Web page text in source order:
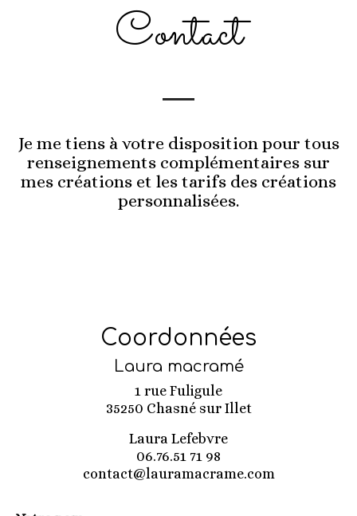
Contact
Je me tiens à votre disposition pour tous
renseignements complémentaires sur
mes créations et les tarifs des créations
personnalisées.
Coordonnées
Laura macramé
1 rue Fuligule
35250 Chasné sur Illet
Laura Lefebvre
06.76.51 71 98
contact@lauramacrame.com